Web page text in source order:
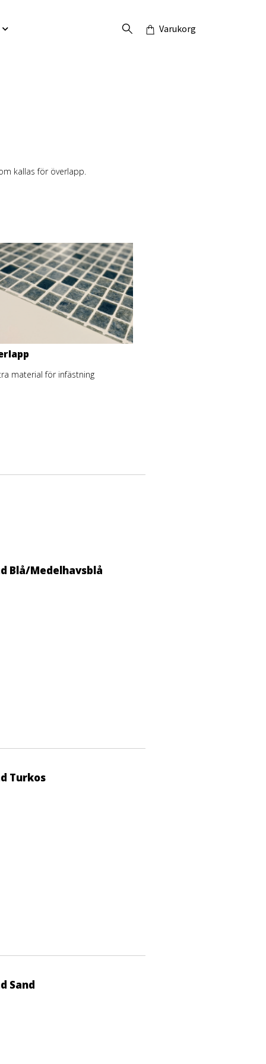
Varukorg
kallas för överlapp.
material för infästning
Blå/Medelhavsblå
Turkos
Sand